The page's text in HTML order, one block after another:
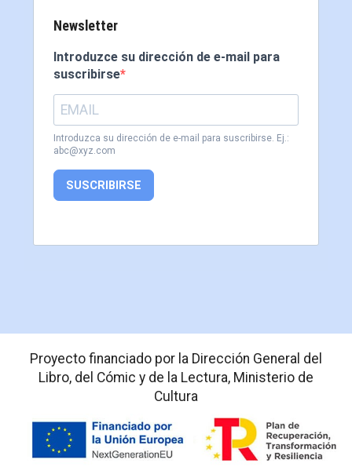
Newsletter
Introduzce su dirección de e-mail para
suscribirse
Introduzca su dirección de e-mail para suscribirse. Ej.:
abc@xyz.com
SUSCRIBIRSE
Proyecto financiado por la Dirección General del
Libro, del Cómic y de la Lectura, Ministerio de
Cultura